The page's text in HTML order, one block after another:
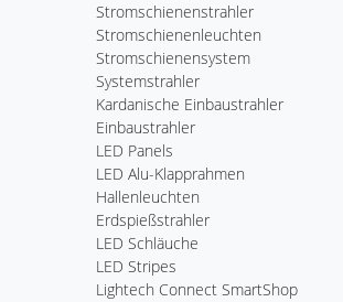
Stromschienenstrahler
Stromschienenleuchten
Stromschienensystem
Systemstrahler
Kardanische Einbaustrahler
Einbaustrahler
LED Panels
LED Alu-Klapprahmen
Hallenleuchten
Erdspießstrahler
LED Schläuche
LED Stripes
Lightech Connect SmartShop